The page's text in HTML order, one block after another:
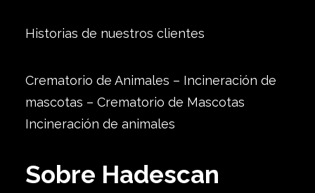
Historias de nuestros clientes
Crematorio de Animales – Incineración de
mascotas – Crematorio de Mascotas
Incineración de animales
Sobre Hadescan